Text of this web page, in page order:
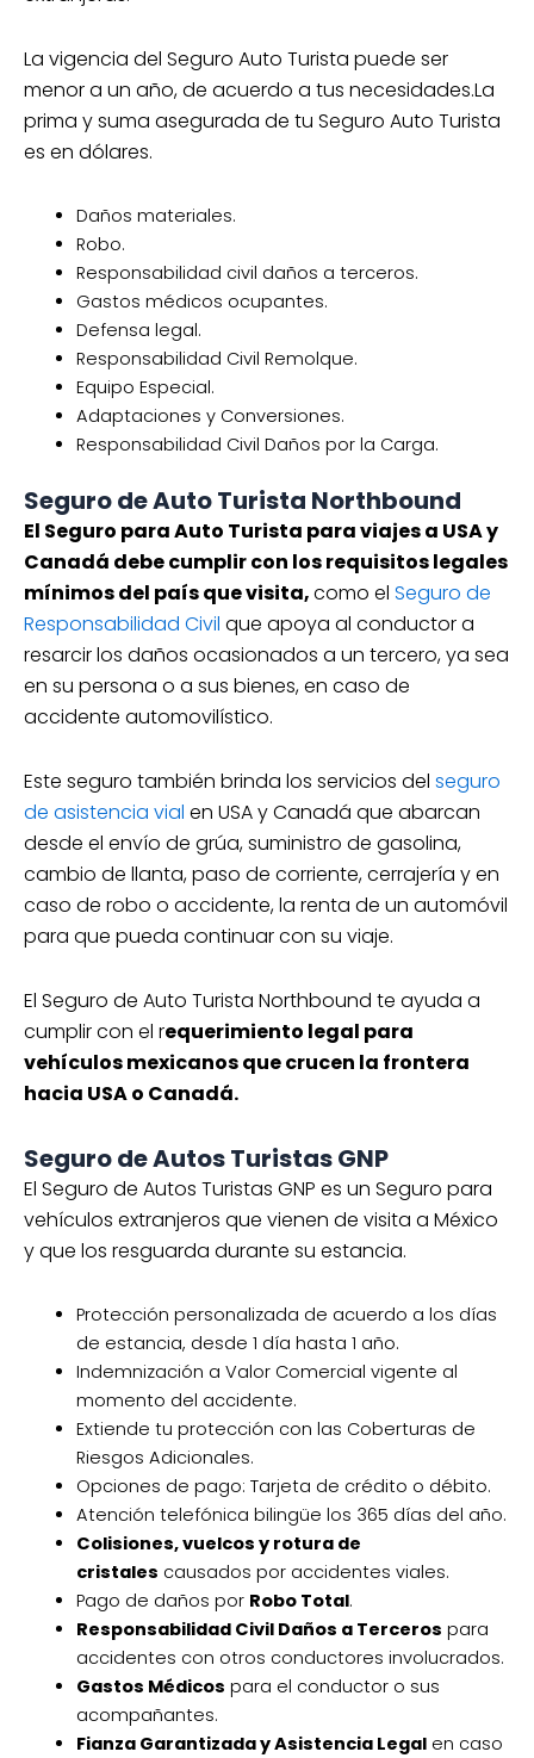
La vigencia del Seguro Auto Turista puede ser
menor a un año, de acuerdo a tus necesidades.La
prima y suma asegurada de tu Seguro Auto Turista
es en dólares.
Daños materiales.
Robo.
Responsabilidad civil daños a terceros.
Gastos médicos ocupantes.
Defensa legal.
Responsabilidad Civil Remolque.
Equipo Especial.
Adaptaciones y Conversiones.
Responsabilidad Civil Daños por la Carga.
Seguro de Auto Turista Northbound
El Seguro para Auto Turista para viajes a USA y
Canadá debe cumplir con los requisitos legales
mínimos del país que visita,como el Seguro de
Responsabilidad Civil que apoya al conductor a
resarcir los daños ocasionados a un tercero, ya sea
en su persona o a sus bienes, en caso de
accidente automovilístico.
Este seguro también brinda los servicios del seguro
de asistencia vial en USA y Canadá que abarcan
desde el envío de grúa, suministro de gasolina,
cambio de llanta, paso de corriente, cerrajería y en
caso de robo o accidente, la renta de un automóvil
para que pueda continuar con su viaje.
El Seguro de Auto Turista Northbound te ayuda a
cumplir con el requerimiento legal para
vehículos mexicanos que crucen la frontera
hacia USA o Canadá.
Seguro de Autos Turistas GNP
El Seguro de Autos Turistas GNP es un Seguro para
vehículos extranjeros que vienen de visita a México
y que los resguarda durante su estancia.
Protección personalizada de acuerdo a los días
de estancia, desde 1 día hasta 1 año.
Indemnización a Valor Comercial vigente al
momento del accidente.
Extiende tu protección con las Coberturas de
Riesgos Adicionales.
Opciones de pago: Tarjeta de crédito o débito.
Atención telefónica bilingüe los 365 días del año.
Colisiones, vuelcos y rotura de
cristales causados por accidentes viales.
Pago de daños por Robo Total.
Responsabilidad Civil Daños a Terceros para
accidentes con otros conductores involucrados.
Gastos Médicos para el conductor o sus
acompañantes.
Fianza Garantizada y Asistencia Legalen caso